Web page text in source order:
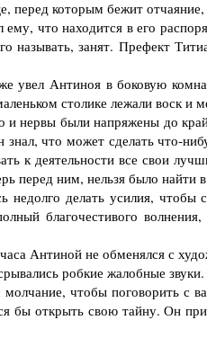
перед которым бежит
что находится в его
называть, занят. Префект
увел Антиноя в боковую
столике лежали воск
нервы были напряжены до
что может сделать что-
к деятельности все свои
перед ним, нельзя было найти
делать усилия, чтобы
благочестивого
Антиной не обменялся с
робкие жалобные звуки.
чтобы поговорить с
бы открыть свою тайну. Он